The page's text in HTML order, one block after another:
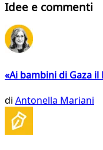
Idee e commenti
«Ai bambini di Gaza
di Antonella Mariani